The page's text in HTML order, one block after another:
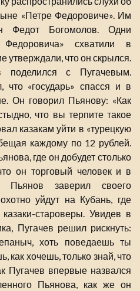
«Петре Федоровиче». Им
Федот Богомолов. Одни
схватили в
утверждали, что он скрылся.
поделился с Пугачевым.
что «государь» спасся и в
Он говорил Пьянову: «Как
что вы терпите такое
казакам уйти в «турецкую
каждому по 12 рублей.
где он добудет столько
он торговый человек и в
Пьянов заверил своего
уйдут на Кубань, где
староверы. Увидев в
Пугачев решил рискнуть:
хоть поведаешь ты
как хочешь, только знай, что
Пугачев впервые назвался
Пьянова, как же он